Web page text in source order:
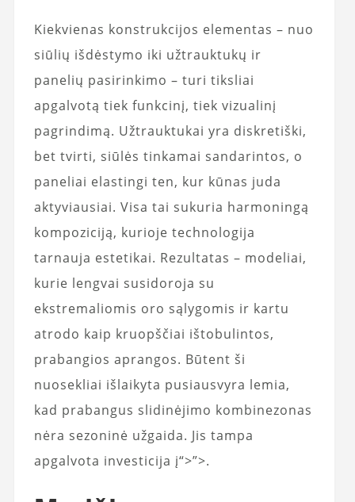
Kiekvienas konstrukcijos elementas – nuo
siūlių išdėstymo iki užtrauktukų ir
panelių pasirinkimo – turi tiksliai
apgalvotą tiek funkcinį, tiek vizualinį
pagrindimą. Užtrauktukai yra diskretiški,
bet tvirti, siūlės tinkamai sandarintos, o
paneliai elastingi ten, kur kūnas juda
aktyviausiai. Visa tai sukuria harmoningą
kompoziciją, kurioje technologija
tarnauja estetikai. Rezultatas – modeliai,
kurie lengvai susidoroja su
ekstremaliomis oro sąlygomis ir kartu
atrodo kaip kruopščiai ištobulintos,
prabangios aprangos. Būtent ši
nuosekliai išlaikyta pusiausvyra lemia,
kad prabangus slidinėjimo kombinezonas
nėra sezoninė užgaida. Jis tampa
apgalvota investicija į“>”>.